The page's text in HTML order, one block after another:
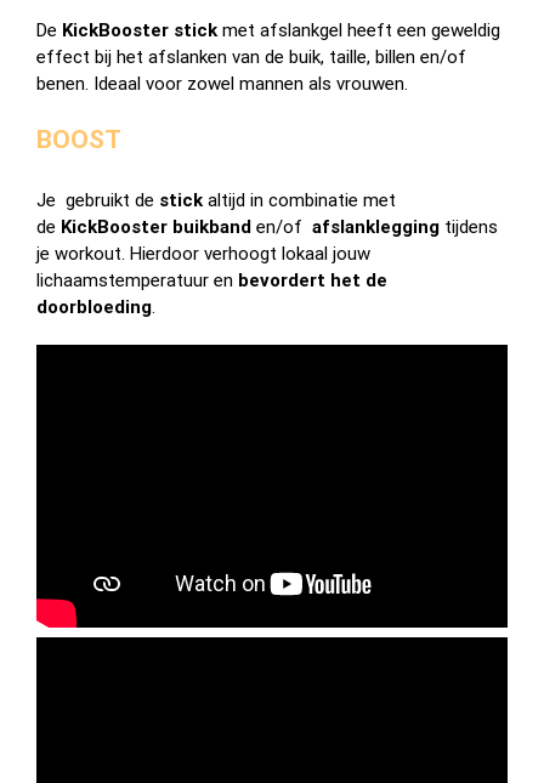
De KickBooster stick met afslankgel heeft een geweldig
effect bij het afslanken van de buik, taille, billen en/of
benen. Ideaal voor zowel mannen als vrouwen.
BOOST
Je gebruikt de stick altijd in combinatie met
de KickBooster buikband en/of afslanklegging tijdens
je workout. Hierdoor verhoogt lokaal jouw
lichaamstemperatuur en bevordert het de
doorbloeding.